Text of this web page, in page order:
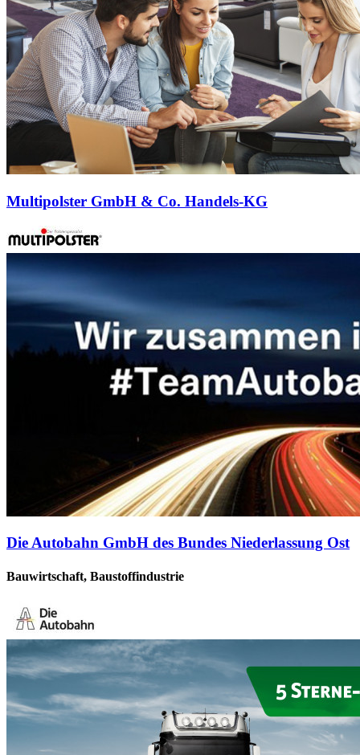
Multipolster GmbH & Co. Handels-KG
Die Autobahn GmbH des Bundes Niederlassung Ost
Bauwirtschaft, Baustoffindustrie